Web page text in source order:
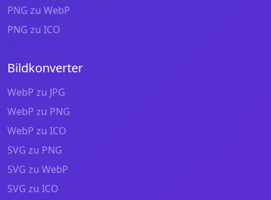
PNG zu WebP
PNG zu ICO
Bildkonverter
WebP zu JPG
WebP zu PNG
WebP zu ICO
SVG zu PNG
SVG zu WebP
SVG zu ICO